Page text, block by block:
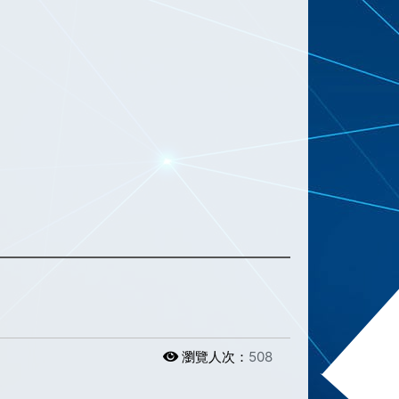
瀏覽人次： 508